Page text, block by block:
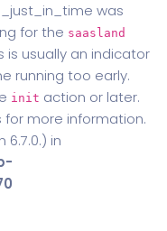
was
for the saasland
is usually an indicator
running too early.
init action or later.
for more information.
in